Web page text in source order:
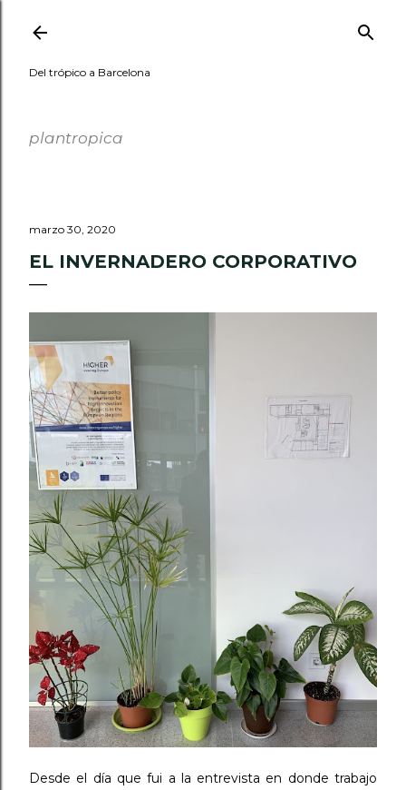
Del trópico a Barcelona
plantropica
marzo 30, 2020
EL INVERNADERO CORPORATIVO
Desde el día que fui a la entrevista en donde trabajo